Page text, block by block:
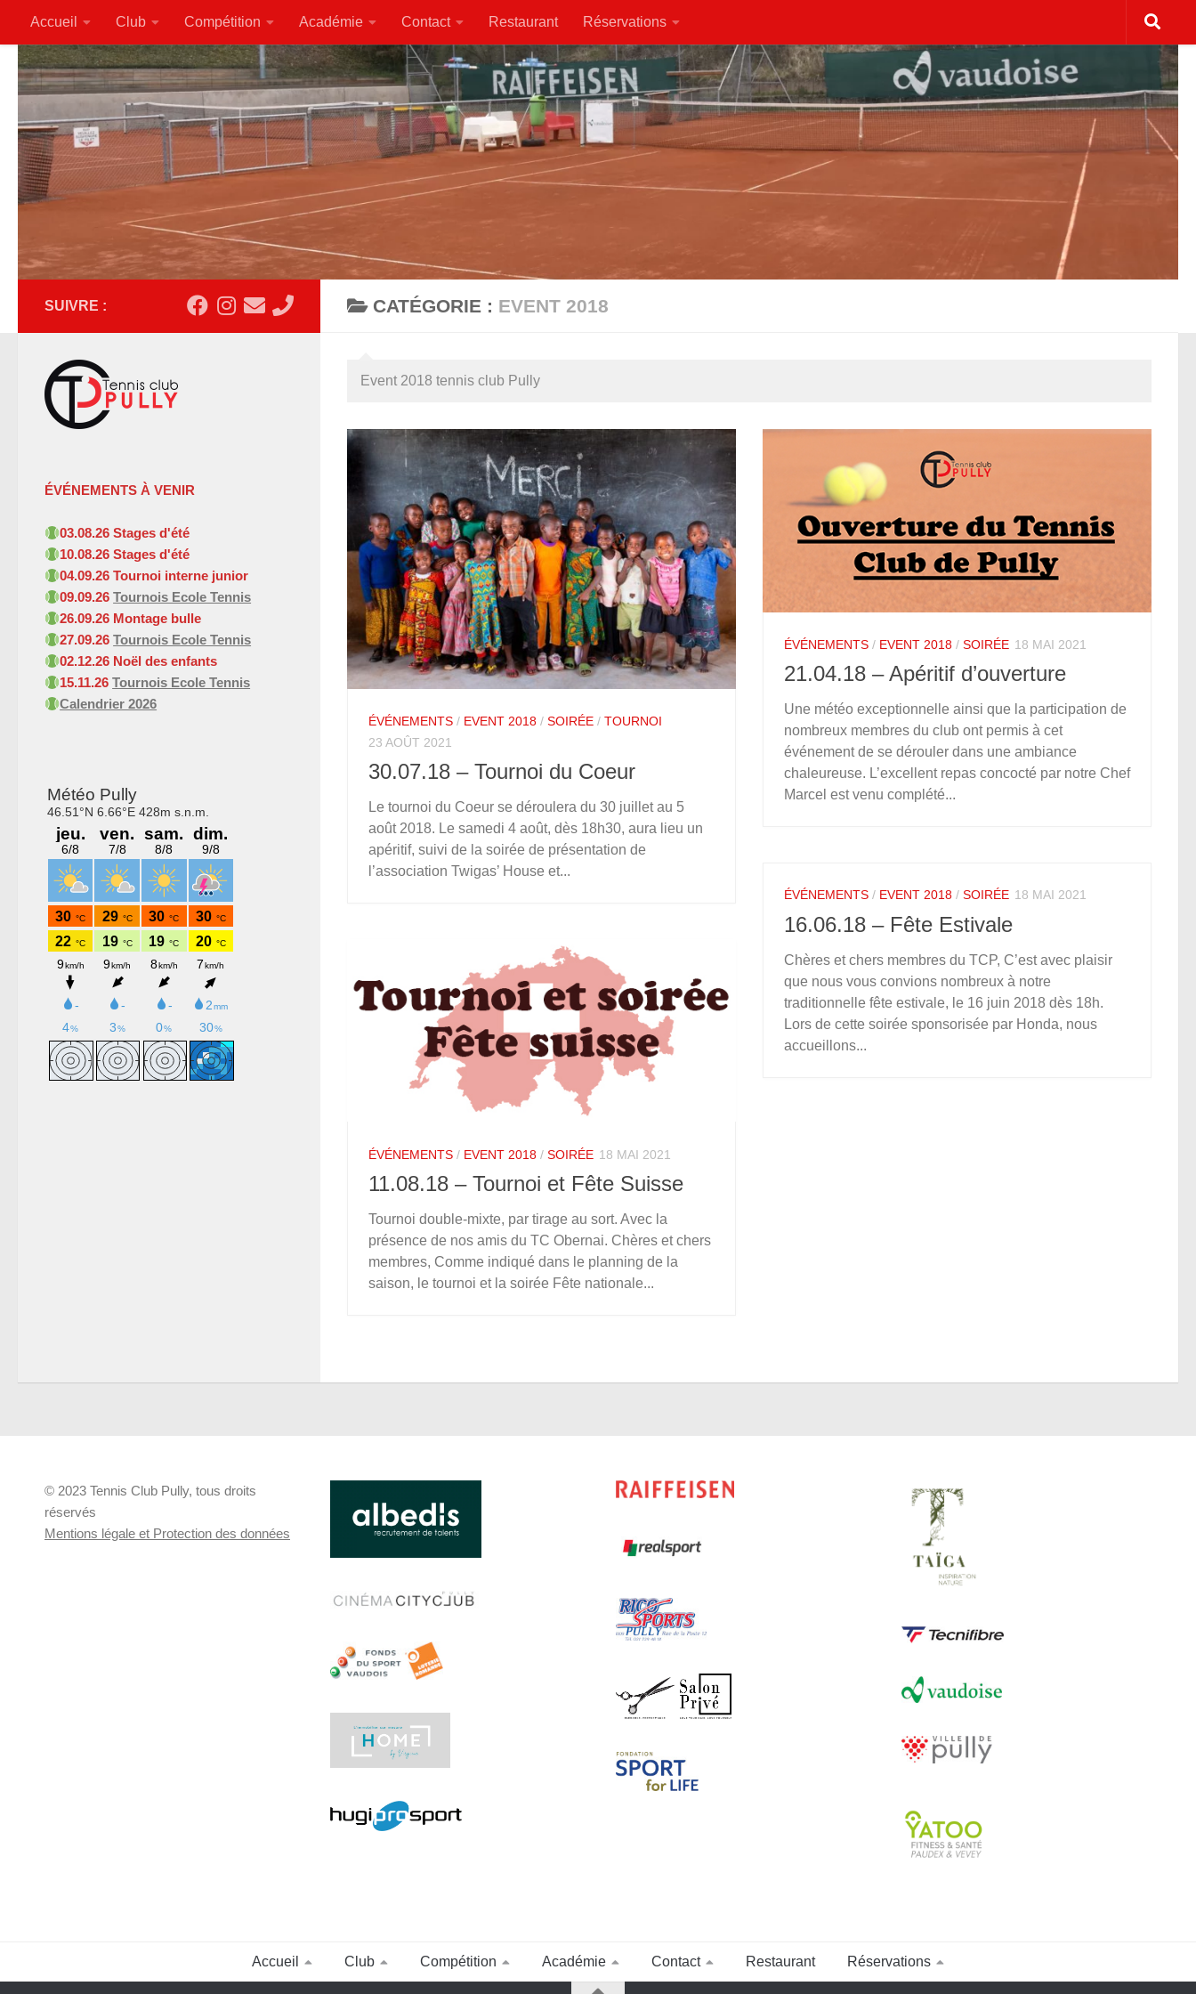
Au dessous du contenu
Accueil Club Compétition Académie Contact Restaurant Réservations
CATÉGORIE : EVENT 2018
Event 2018 tennis club Pully
ÉVÉNEMENTS / EVENT 2018 / SOIRÉE / TOURNOI
23 AOÛT 2021
30.07.18 – Tournoi du Coeur
Le tournoi du Coeur se déroulera du 30 juillet au 5
août 2018. Le samedi 4 août, dès 18h30, aura lieu un
apéritif, suivi de la soirée de présentation de
l’association Twigas’ House et...
ÉVÉNEMENTS / EVENT 2018 / SOIRÉE 18 MAI 2021
21.04.18 – Apéritif d’ouverture
Une météo exceptionnelle ainsi que la participation de
nombreux membres du club ont permis à cet
événement de se dérouler dans une ambiance
chaleureuse. L’excellent repas concocté par notre Chef
Marcel est venu complété...
ÉVÉNEMENTS / EVENT 2018 / SOIRÉE 18 MAI 2021
16.06.18 – Fête Estivale
Chères et chers membres du TCP, C’est avec plaisir
que nous vous convions nombreux à notre
traditionnelle fête estivale, le 16 juin 2018 dès 18h.
Lors de cette soirée sponsorisée par Honda, nous
accueillons...
ÉVÉNEMENTS / EVENT 2018 / SOIRÉE 18 MAI 2021
11.08.18 – Tournoi et Fête Suisse
Tournoi double-mixte, par tirage au sort. Avec la
présence de nos amis du TC Obernai. Chères et chers
membres, Comme indiqué dans le planning de la
saison, le tournoi et la soirée Fête nationale...
SUIVRE :
ÉVÉNEMENTS À VENIR
03.08.26 Stages d'été
10.08.26 Stages d'été
04.09.26 Tournoi interne junior
09.09.26Tournois Ecole Tennis
26.09.26 Montage bulle
27.09.26Tournois Ecole Tennis
02.12.26 Noël des enfants
15.11.26Tournois Ecole Tennis
Calendrier 2026
© 2023 Tennis Club Pully, tous droits
réservés
Mentions légale et Protection des données
Accueil Club Compétition Académie Contact Restaurant Réservations